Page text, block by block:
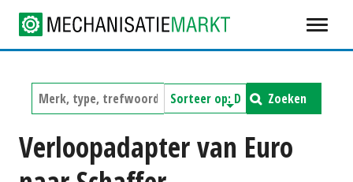
Zoeken
Verloopadapter van Euro